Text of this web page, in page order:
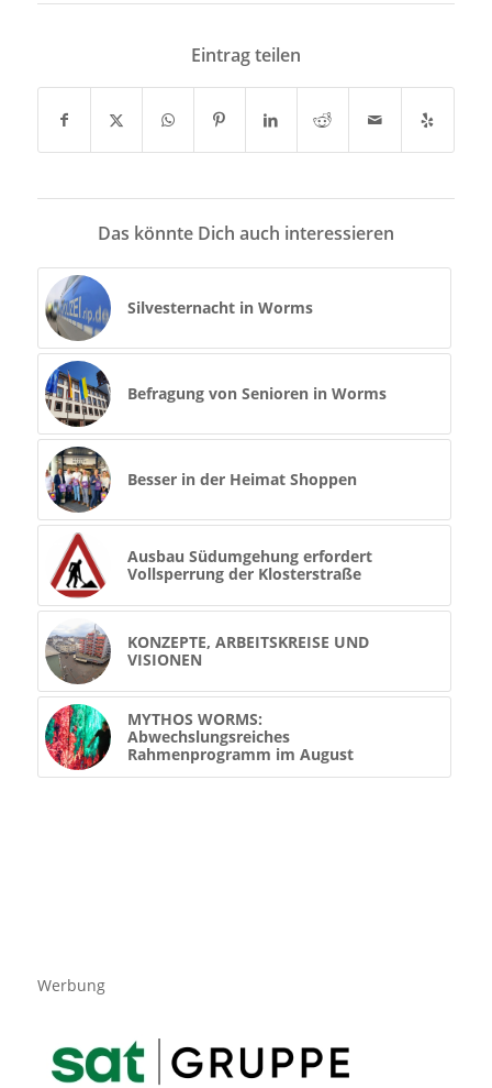
Eintrag teilen
Das könnte Dich auch interessieren
Silvesternacht in Worms
Befragung von Senioren in Worms
Besser in der Heimat Shoppen
Ausbau Südumgehung erfordert
Vollsperrung der Klosterstraße
KONZEPTE, ARBEITSKREISE UND
VISIONEN
MYTHOS WORMS:
Abwechslungsreiches
Rahmenprogramm im August
Werbung